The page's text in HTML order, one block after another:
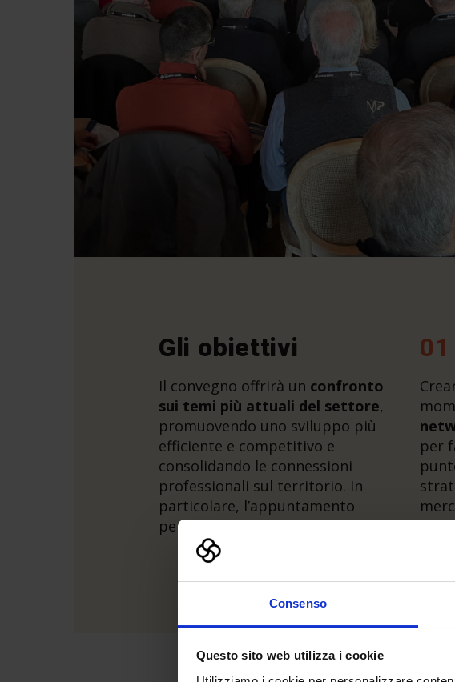
Consenso
Questo sito web utilizza i cookie
Gli obiettivi
Il convegno offrirà un confronto
sui temi più attuali del settore,
promuovendo uno sviluppo più
efficiente e competitivo e
consolidando le connessioni
professionali sul territorio. In
particolare, l’appuntamento
permetterà di:
01
per